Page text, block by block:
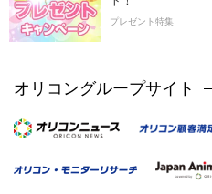
プレゼント特集
オリコングループサイト